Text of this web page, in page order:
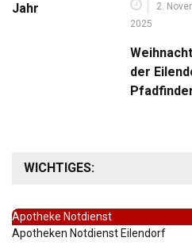
Jahr
2.
2025
der
WICHTIGES:
Apotheke Notdienst
Apotheken Notdienst Eilendorf